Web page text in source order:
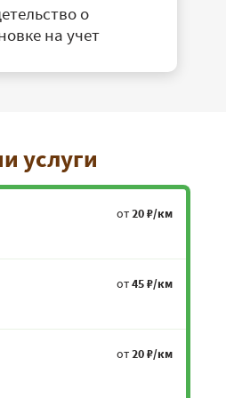
о
на учет
услуги
от20 ₽/км
от45 ₽/км
от20 ₽/км